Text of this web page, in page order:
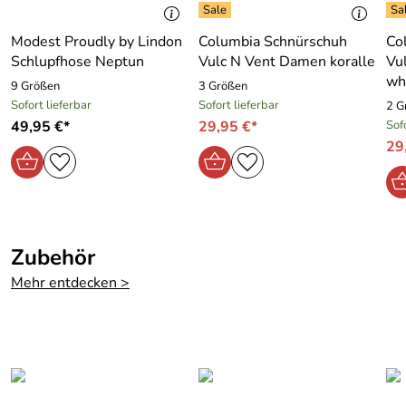
Material: 95 % Viscose, 5 % Elasthan
Modest Proudly by Lindon
Schlupfhose Neptun
9 Größen
Sofort lieferbar
49,95 €*
Columbia Schnürschuh
Vulc N Vent Damen koralle
3 Größen
Sofort lieferbar
29,95 €*
2
Zubehör
Mehr entdecken >